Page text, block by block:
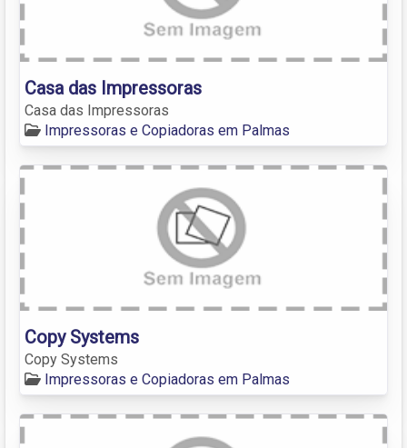
Casa das Impressoras
Casa das Impressoras
Impressoras e Copiadoras em Palmas
Copy Systems
Copy Systems
Impressoras e Copiadoras em Palmas